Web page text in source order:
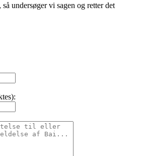
undersøger vi sagen og retter det